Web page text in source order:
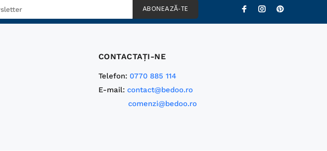
ABONEAZĂ-TE
CONTACTAŢI-NE
Telefon:0770 885 114
E-mail: contact@bedoo.ro
comenzi@bedoo.ro